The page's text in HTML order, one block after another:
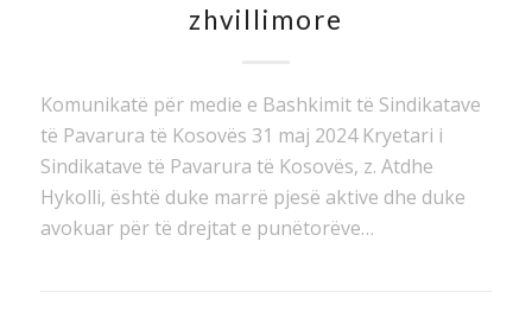
zhvillimore
Komunikatë për medie e Bashkimit të Sindikatave
të Pavarura të Kosovës 31 maj 2024 Kryetari i
Sindikatave të Pavarura të Kosovës, z. Atdhe
Hykolli, është duke marrë pjesë aktive dhe duke
avokuar për të drejtat e punëtorëve…